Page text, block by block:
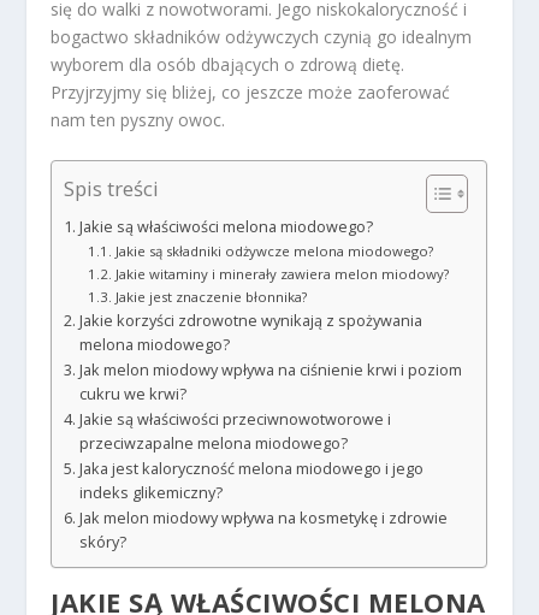
się do walki z nowotworami. Jego niskokaloryczność i
bogactwo składników odżywczych czynią go idealnym
wyborem dla osób dbających o zdrową dietę.
Przyjrzyjmy się bliżej, co jeszcze może zaoferować
nam ten pyszny owoc.
Spis treści
Jakie są właściwości melona miodowego?
Jakie są składniki odżywcze melona miodowego?
Jakie witaminy i minerały zawiera melon miodowy?
Jakie jest znaczenie błonnika?
Jakie korzyści zdrowotne wynikają z spożywania
melona miodowego?
Jak melon miodowy wpływa na ciśnienie krwi i poziom
cukru we krwi?
Jakie są właściwości przeciwnowotworowe i
przeciwzapalne melona miodowego?
Jaka jest kaloryczność melona miodowego i jego
indeks glikemiczny?
Jak melon miodowy wpływa na kosmetykę i zdrowie
skóry?
JAKIE SĄ WŁAŚCIWOŚCI MELONA